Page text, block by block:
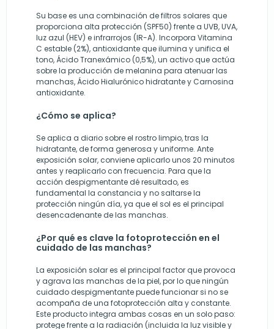
Su base es una combinación de filtros solares que
proporciona alta protección (SPF50) frente a UVB, UVA,
luz azul (HEV) e infrarrojos (IR-A). Incorpora Vitamina
C estable (2%), antioxidante que ilumina y unifica el
tono, Ácido Tranexámico (0,5%), un activo que actúa
sobre la producción de melanina para atenuar las
manchas, Ácido Hialurónico hidratante y Carnosina
antioxidante.
¿Cómo se aplica?
Se aplica a diario sobre el rostro limpio, tras la
hidratante, de forma generosa y uniforme. Ante
exposición solar, conviene aplicarlo unos 20 minutos
antes y reaplicarlo con frecuencia. Para que la
acción despigmentante dé resultado, es
fundamental la constancia y no saltarse la
protección ningún día, ya que el sol es el principal
desencadenante de las manchas.
¿Por qué es clave la fotoprotección en el
cuidado de las manchas?
La exposición solar es el principal factor que provoca
y agrava las manchas de la piel, por lo que ningún
cuidado despigmentante puede funcionar si no se
acompaña de una fotoprotección alta y constante.
Este producto integra ambas cosas en un solo paso:
protege frente a la radiación (incluida la luz visible y